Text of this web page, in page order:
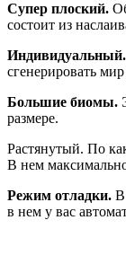
Супер плоский.
состоит из
Индивидуальный.
сгенерировать
Большие биомы.
размере.
Растянутый. По
В нем
Режим отладки. В
в нем у вас